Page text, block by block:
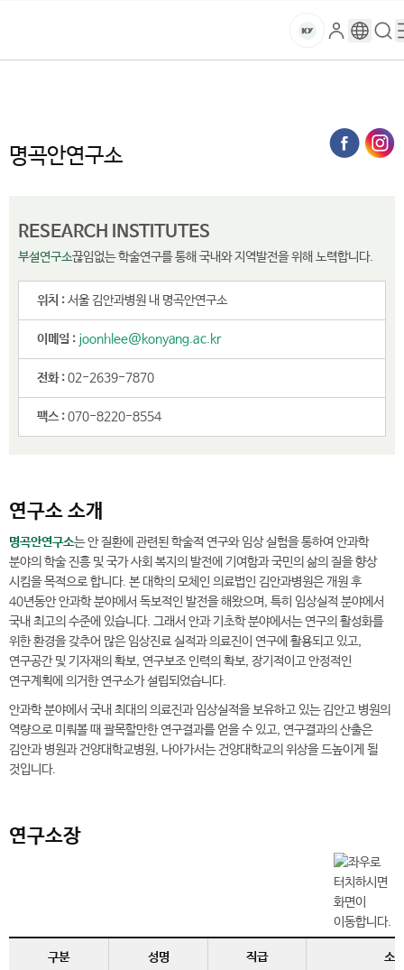
건
대
교
마
로
그
구
글
검
색
메명곡안연구소
RESEARCH INSTITUTES
부설연구소끊임없는 학술연구를 통해 국내와 지역발전을 위해 노력합니다.
위치 :서울 김안과병원 내 명곡안연구소
이메일 : joonhlee@konyang.ac.kr
전화 :02-2639-7870
팩스 :070-8220-8554
연구소 소개
명곡안연구소는 안 질환에 관련된 학술적 연구와 임상 실험을 통하여 안과학
분야의 학술 진흥 및 국가 사회 복지의 발전에 기여함과 국민의 삶의 질을 향상
시킴을 목적으로 합니다. 본 대학의 모체인 의료법인 김안과병원은 개원 후
40년동안 안과학 분야에서 독보적인 발전을 해왔으며, 특히 임상실적 분야에서
국내 최고의 수준에 있습니다. 그래서 안과 기초학 분야에서는 연구의 활성화를
위한 환경을 갖추어 많은 임상진료 실적과 의료진이 연구에 활용되고 있고,
연구공간 및 기자재의 확보, 연구보조 인력의 확보, 장기적이고 안정적인
연구계획에 의거한 연구소가 설립되었습니다.
안과학 분야에서 국내 최대의 의료진과 임상실적을 보유하고 있는 김안고 병원의
역량으로 미뤄볼 때 괄목할만한 연구결과를 얻을 수 있고, 연구결과의 산출은
김안과 병원과 건양대학교병원, 나아가서는 건양대학교의 위상을 드높이게 될
것입니다.
연구소장
구분 성명 직급 소